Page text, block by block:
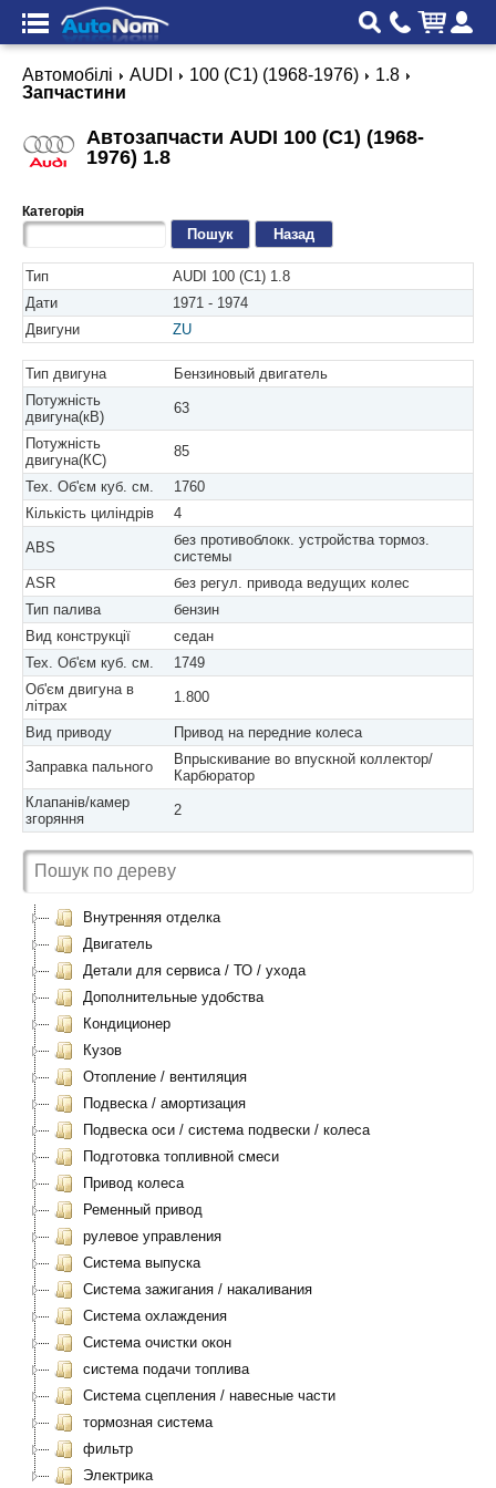
Автомобілі AUDI 100 (C1) (1968-1976)
1.8
Запчастини
Автозапчасти AUDI 100 (C1) (1968-
1976) 1.8
Категорія
Назад
Тип
AUDI 100 (C1) 1.8
Дати
1971 - 1974
Двигуни
ZU
Тип двигуна
Бензиновый двигатель
Потужність
двигуна(кВ)
63
Потужність
двигуна(КС)
85
Тех. Об'єм куб. см.
1760
Кількість циліндрів
4
ABS
без противоблокк. устройства тормоз.
системы
ASR
без регул. привода ведущих колес
Тип палива
бензин
Вид конструкції
седан
Тех. Об'єм куб. см.
1749
Об'єм двигуна в
літрах
1.800
Вид приводу Привод на передние колеса
Заправка пального
Впрыскивание во впускной коллектор/
Карбюратор
Клапанів/камер
згоряння
2
Внутренняя отделка
Двигатель
Детали для сервиса / ТО / ухода
Дополнительные удобства
Кондиционер
Кузов
Отопление / вентиляция
Подвеска / амортизация
Подвеска оси / система подвески / колеса
Подготовка топливной смеси
Привод колеса
Ременный привод
рулевое управления
Система выпуска
Система зажигания / накаливания
Система охлаждения
Система очистки окон
система подачи топлива
Система сцепления / навесные части
тормозная система
фильтр
Электрика